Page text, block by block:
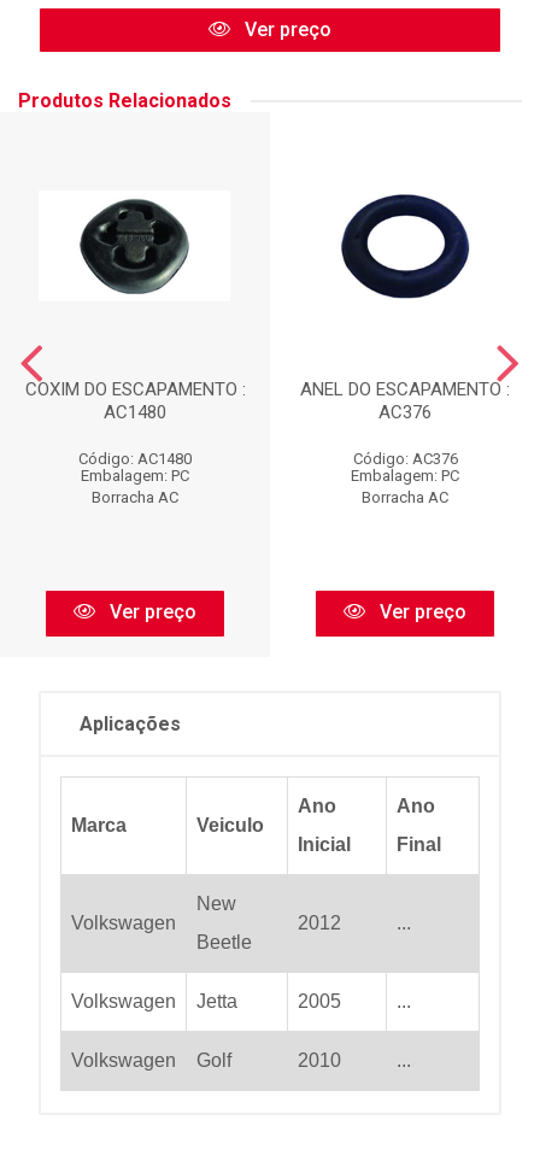
Ver preço
Produtos Relacionados
COXIM DO ESCAPAMENTO :
AC1480
Código: AC1480
Embalagem: PC
Borracha AC
Ver preço
ANEL DO ESCAPAMENTO :
AC376
Código: AC376
Embalagem: PC
Borracha AC
Ver preço
Aplicações
Marca Veiculo
Ano
Inicial
Ano
Final
Volkswagen
New
Beetle
2012 ...
Volkswagen Jetta 2005 ...
Volkswagen Golf 2010 ...